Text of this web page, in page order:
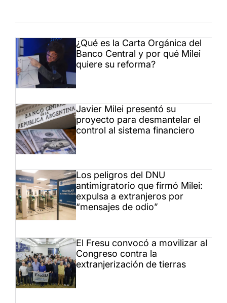
¿Qué es la Carta Orgánica del
Banco Central y por qué Milei
quiere su reforma?
Javier Milei presentó su
proyecto para desmantelar el
control al sistema financiero
Los peligros del DNU
antimigratorio que firmó Milei:
expulsa a extranjeros por
“mensajes de odio”
El Fresu convocó a movilizar al
Congreso contra la
extranjerización de tierras